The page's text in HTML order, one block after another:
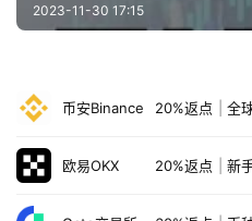
2023-11-30 17:15
币安Binance 20%返点 全
欧易OKX 20%返点 新